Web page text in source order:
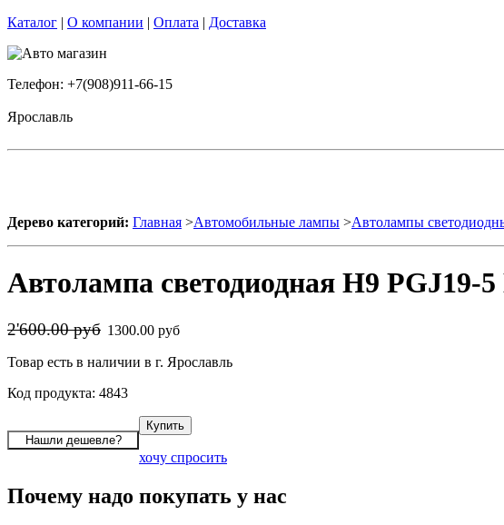
Каталог | О компании | Оплата | Доставка
Телефон: +7(908)911-66-15
Ярославль
Дерево категорий: Главная >Автомобильные лампы >Автолампы
Автолампа светодиодная H9 PGJ19-
2'600.00 руб 1300.00 руб
Товар есть в наличии в г. Ярославль
Код продукта: 4843
хочу спросить
Почему надо покупать у нас